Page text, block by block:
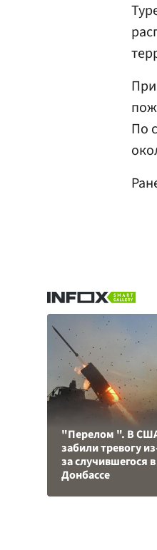
По
"Перелом ". В
забили тревогу
за случившегося в
Донбассе